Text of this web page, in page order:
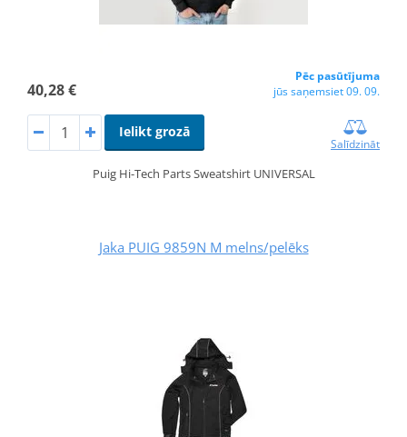
40,28 €
Pēc pasūtījuma
jūs saņemsiet 09. 09.
Ielikt grozā
Salīdzināt
Puig Hi-Tech Parts Sweatshirt UNIVERSAL
Jaka PUIG 9859N M melns/pelēks